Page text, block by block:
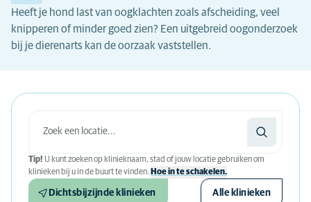
Heeft je hond last van oogklachten zoals afscheiding, veel
knipperen of minder goed zien? Een uitgebreid oogonderzoek
bij je dierenarts kan de oorzaak vaststellen.
Tip! U kunt zoeken op klinieknaam, stad of jouw locatie gebruiken om
klinieken bij u in de buurt te vinden. Hoe in te schakelen.
Dichtsbijzijnde klinieken Alle klinieken